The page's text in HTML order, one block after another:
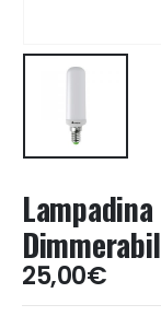
Lampadina
25,00€